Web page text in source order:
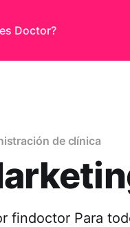
Doctor?
de clínica
findoctor Para